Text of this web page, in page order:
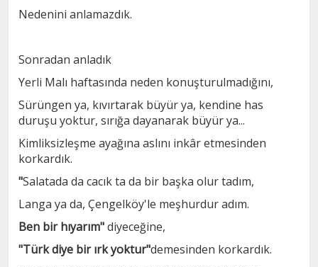
Nedenini anlamazdık.
Sonradan anladık
Yerli Malı haftasında neden konuşturulmadığını,
Sürüngen ya, kıvırtarak büyür ya, kendine has
duruşu yoktur, sırığa dayanarak büyür ya...
Kimliksizleşme ayağına aslını inkâr etmesinden
korkardık.
"Salatada da cacık ta da bir başka olur tadım,
Langa ya da, Çengelköy'le meşhurdur adım.
Ben bir hıyarım"diyeceğine,
"Türk diye bir ırk yoktur"demesinden korkardık.